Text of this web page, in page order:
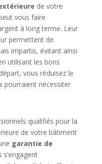
de votre
vous faire
à long terme. Leur
permettent de
impartis, évitant ainsi
utilisant les bons
vous réduisez le
pourraient nécessiter
qualifiés pour la
de votre bâtiment
garantie de
s’engagent